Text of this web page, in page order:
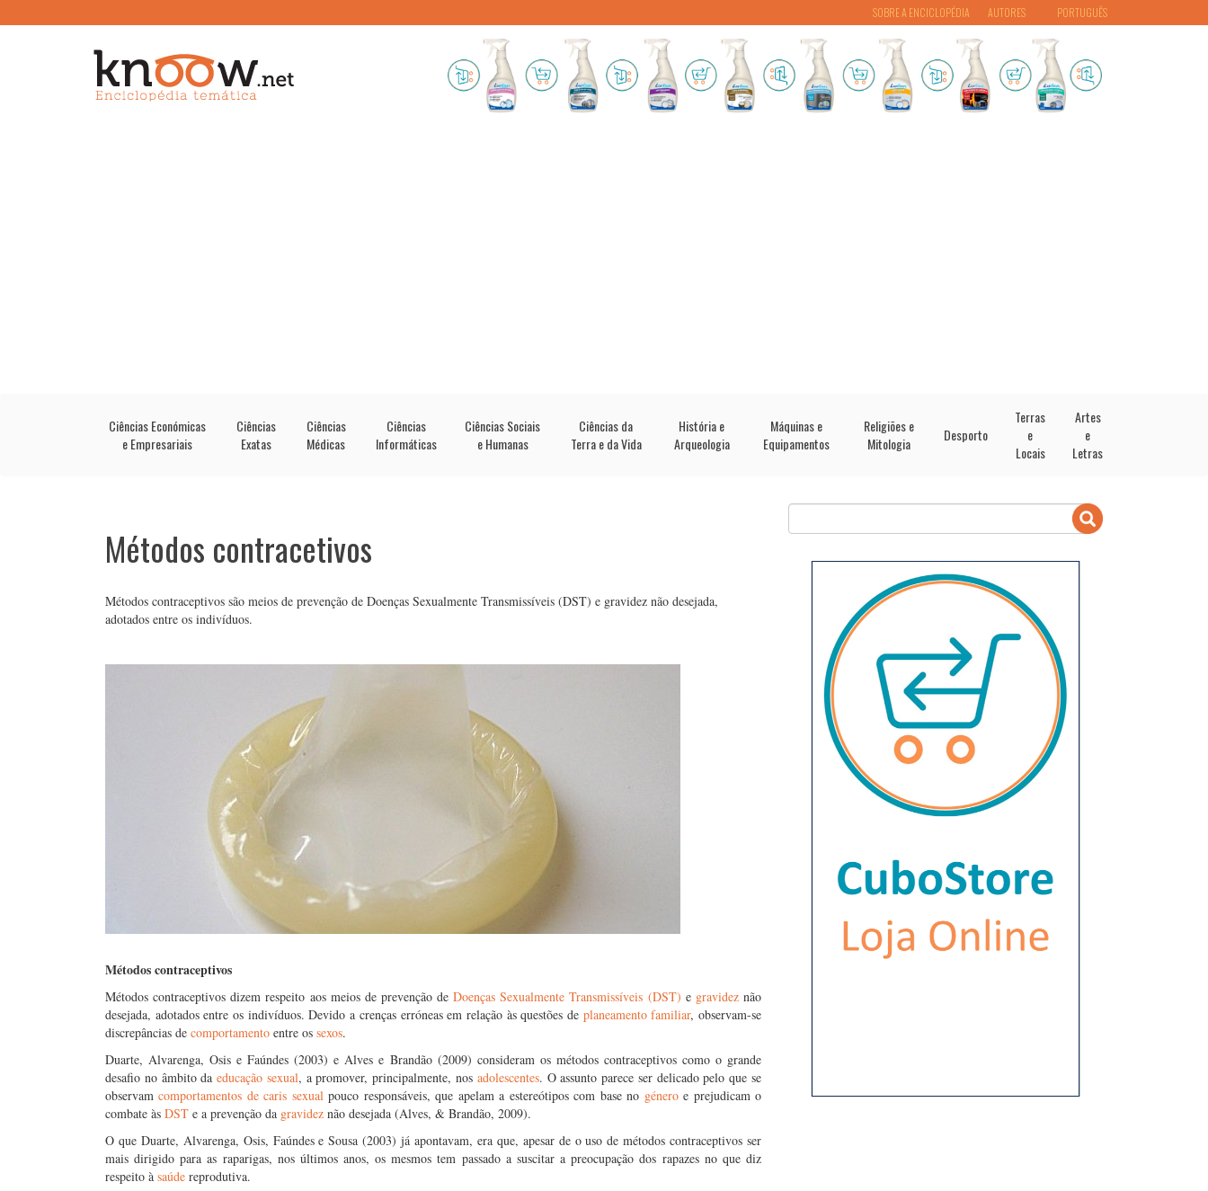
PORTUGUÊS
SOBRE A ENCICLOPÉDIA AUTORES
Ciências Económicas
e Empresariais
Ciências
Exatas
Ciências
Médicas
Ciências
Informáticas
Ciências Sociais
e Humanas
Ciências da
Terra e da Vida
História e
Arqueologia
Máquinas e
Equipamentos
Religiões e
Mitologia
Desporto
Terras
e
Locais
Artes
e
Letras
Métodos contracetivos
Métodos contraceptivos são meios de prevenção de Doenças Sexualmente Transmissíveis (DST) e gravidez não desejada,
adotados entre os indivíduos.
Métodos contraceptivos
Métodos contraceptivos dizem respeito aos meios de prevenção deDoenças Sexualmente Transmissíveis (DST) e gravideznão
desejada, adotados entre os indivíduos. Devido a crenças erróneas em relação às questões de planeamento familiar, observam-se
discrepâncias de comportamento entre os sexos.
Duarte, Alvarenga, Osis e Faúndes (2003) e Alves e Brandão (2009) consideram os métodos contraceptivos como o grande
desafio no âmbito daeducação sexual, a promover, principalmente, nos adolescentes. O assunto parece ser delicado pelo que se
observamcomportamentos de caris sexualpouco responsáveis, que apelam a estereótipos com base no géneroe prejudicam o
combate às DST e a prevenção da gravidez não desejada (Alves, & Brandão, 2009).
O que Duarte, Alvarenga, Osis, Faúndes e Sousa (2003) já apontavam, era que, apesar de o uso de métodos contraceptivos ser
mais dirigido para as raparigas, nos últimos anos, os mesmos tem passado a suscitar a preocupação dos rapazes no que diz
respeito à saúde reprodutiva.